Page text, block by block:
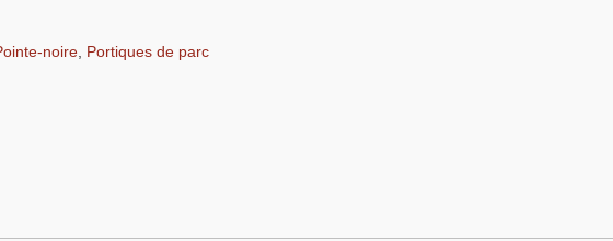
noire Portiques de parc